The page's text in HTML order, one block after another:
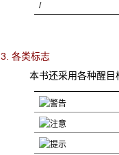
/
3. 各类标志
本书还采用各种醒目